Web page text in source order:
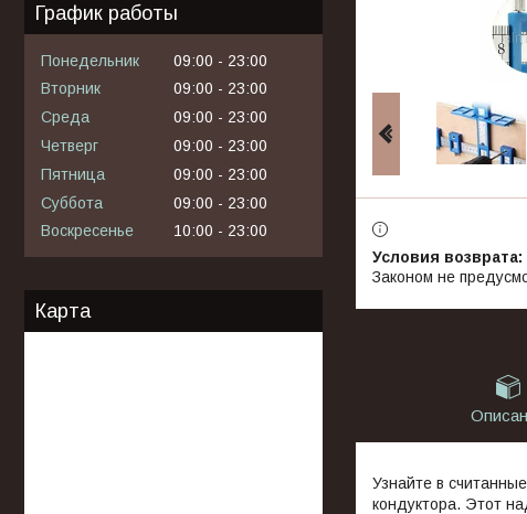
Законом не
Узнайте в
кондуктора. Этот
График работы
Понедельник 09:00
23:00
Вторник
09:00
23:00
Среда
09:00
23:00
Четверг
09:00
23:00
Пятница
09:00
23:00
Суббота
09:00
23:00
Воскресенье
10:00 23:00
Карта